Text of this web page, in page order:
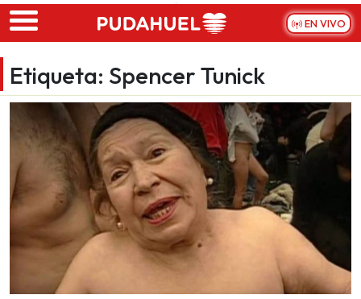
Skip to main content
EN VIVO
Etiqueta: Spencer Tunick